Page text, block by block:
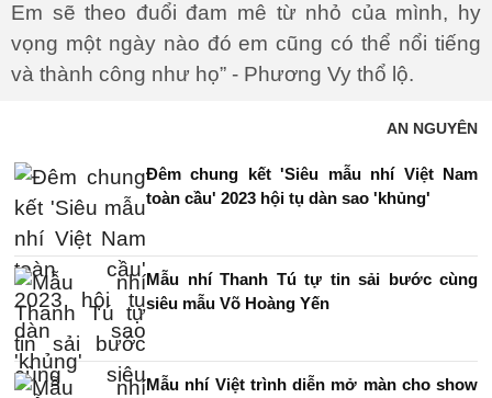
Em sẽ theo đuổi đam mê từ nhỏ của mình, hy
vọng một ngày nào đó em cũng có thể nổi tiếng
và thành công như họ” - Phương Vy thổ lộ.
AN NGUYÊN
Đêm chung kết 'Siêu mẫu nhí Việt Nam
toàn cầu' 2023 hội tụ dàn sao 'khủng'
Mẫu nhí Thanh Tú tự tin sải bước cùng
siêu mẫu Võ Hoàng Yến
Mẫu nhí Việt trình diễn mở màn cho show